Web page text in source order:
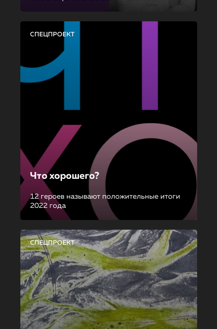
СПЕЦПРОЕКТ
Что хорошего?
12 героев называют положительные итоги
2022 года
СПЕЦПРОЕКТ